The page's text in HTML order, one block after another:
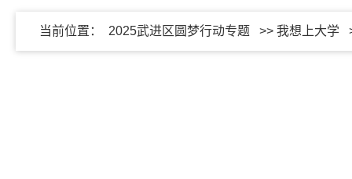
当前位置： 2025武进区圆梦行动专题 >> 我想上大学